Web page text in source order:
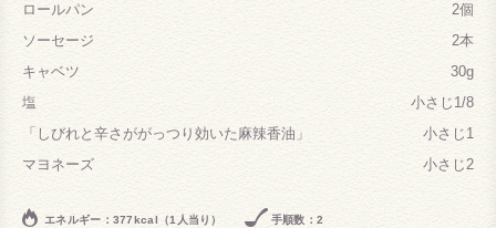
ロールパン
2個
ソーセージ
2本
キャベツ
30g
塩
小さじ1/8
「しびれと辛さががっつり効いた麻辣香油」
小さじ1
マヨネーズ
小さじ2
エネルギー：377kcal（1人当り） 手順数：2